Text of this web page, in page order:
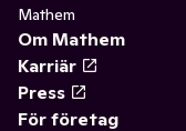
Mathem
Om Mathem
Karriär
Press
För företag